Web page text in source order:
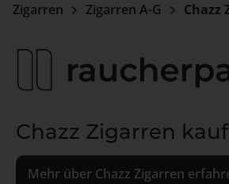
Zigarren Zigarren A-G Chazz
Chazz Zigarren
Mehr über Chazz Zigarren